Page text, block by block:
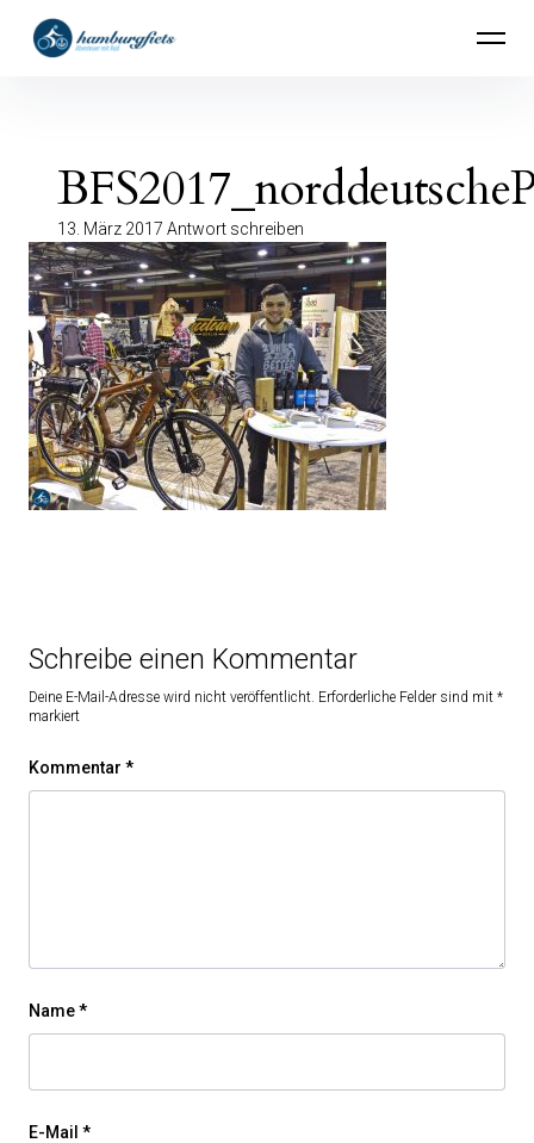
überspringen
hamburgfiets – Abenteuer mit Rad
13. März 2017 Antwort schreiben
Schreibe einen Kommentar
Deine E-Mail-Adresse wird nicht veröffentlicht. Erforderliche Felder sind mit *
markiert
Kommentar *
Name*
E-Mail *